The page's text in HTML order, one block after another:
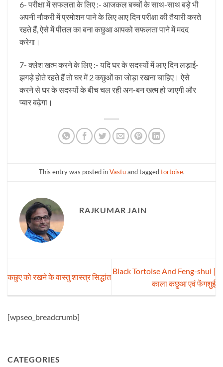
6- परीक्षा में सफलता के लिए :- आजकल बच्चों के साथ-साथ बड़े भी
अपनी नौकरी में प्रमोशन पाने के लिए आए दिन परीक्षा की तैयारी करते
रहते हैं, ऐसे में पीतल का बना कछुआ आपको सफलता पाने में मदद
करेगा।
7- क्लेश खत्म करने के लिए :- यदि घर के सदस्यों में आए दिन लड़ाई-
झगड़े होते रहते हैं तो घर में 2 कछुओं का जोड़ा रखना चाहिए। ऐसे
करने से घर के सदस्यों के बीच चल रही अन-बन खत्म हो जाएगी और
प्यार बढ़ेगा।
This entry was posted inVastuand taggedtortoise.
RAJKUMAR JAIN
कछुए को रखने के वास्तु शास्त्र सिद्धांत
Black Tortoise And Feng-shui |
काला कछुआ एवं फेंगशुई
[wpseo_breadcrumb]
CATEGORIES